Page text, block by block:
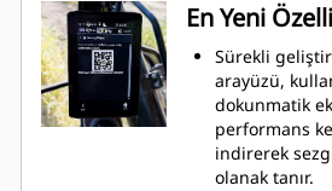
En Yeni
Sürekli
arayüzü,
dokunmatik
performans
indirerek
olanak tanır.